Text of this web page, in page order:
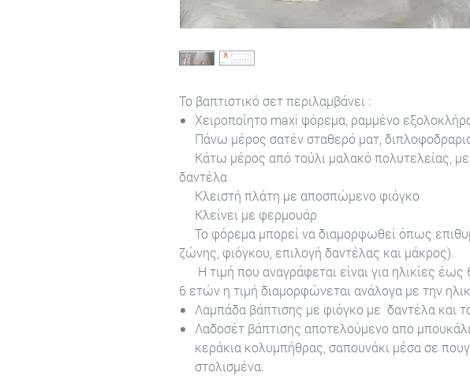
Το βαπτιστικό σετ περιλαμβάνει :
Χειροποίητο maxi φόρεμα, ραμμένο
Πάνω μέρος σατέν σταθερό ματ,
Κάτω μέρος από τούλι μαλακό πολυτελείας,
δαντέλα
Κλειστή πλάτη με αποσπώμενο φιόγκο
Κλείνει με φερμουάρ
Το φόρεμα μπορεί να διαμορφωθεί όπως
ζώνης, φιόγκου, επιλογή δαντέλας και μάκρος)
Η τιμή που αναγράφεται είναι για ηλικίες
6 ετών η τιμή διαμορφώνεται ανάλογα με την
Λαμπάδα βάπτισης με φιόγκο με δαντέλα και
Λαδοσέτ βάπτισης αποτελούμενο απο
κεράκια κολυμπήθρας, σαπουνάκι μέσα σε
στολισμένα.